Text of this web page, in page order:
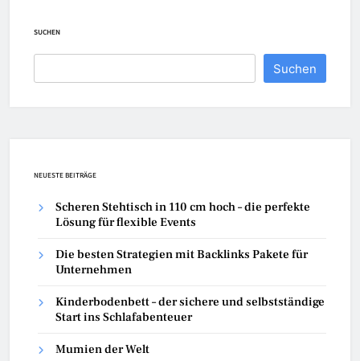
SUCHEN
Suchen
NEUESTE BEITRÄGE
Scheren Stehtisch in 110 cm hoch – die perfekte
Lösung für flexible Events
Die besten Strategien mit Backlinks Pakete für
Unternehmen
Kinderbodenbett – der sichere und selbstständige
Start ins Schlafabenteuer
Mumien der Welt